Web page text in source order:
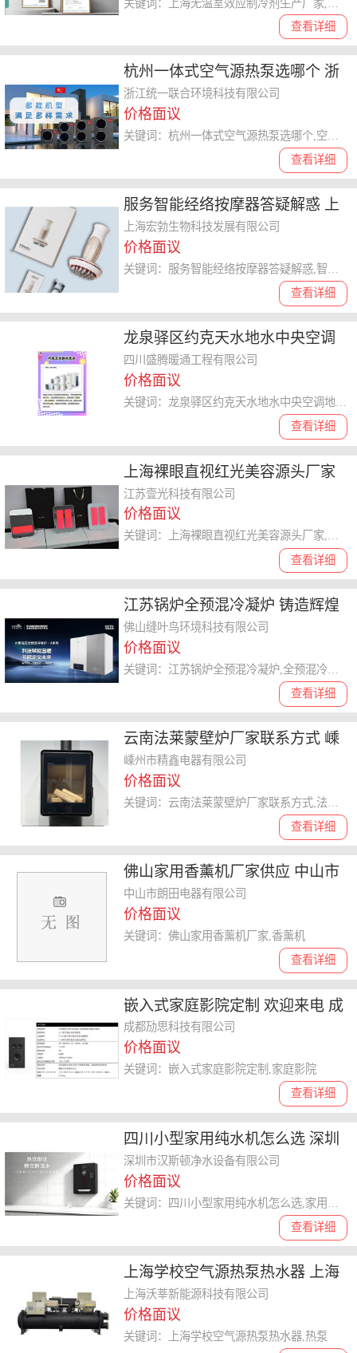
查看详细
关键词：上海无温室效应制冷剂生产厂家,制冷剂
杭州一体式空气源热泵选哪个 浙
江统一联合环境科技供应
浙江统一联合环境科技有限公司
价格面议
查看详细
服务智能经络按摩器答疑解惑 上
海宏勃生物科技发展供应
上海宏勃生物科技发展有限公司
价格面议
查看详细
龙泉驿区约克天水地水中央空调
地址 诚信服务 四川盛腾暖通工程
供应
四川盛腾暖通工程有限公司
价格面议
查看详细
上海裸眼直视红光美容源头厂家
欢迎咨询 江苏壹光供应
江苏壹光科技有限公司
价格面议
查看详细
关键词：上海裸眼直视红光美容源头厂家,红光美容
江苏锅炉全预混冷凝炉 铸造辉煌
佛山缝叶鸟环境科技供应
佛山缝叶鸟环境科技有限公司
价格面议
查看详细
云南法莱蒙壁炉厂家联系方式 嵊
州市精鑫电器供应
嵊州市精鑫电器有限公司
价格面议
查看详细
佛山家用香薰机厂家供应 中山市
朗田电器供应
中山市朗田电器有限公司
价格面议
查看详细
关键词：佛山家用香薰机厂家,香薰机
嵌入式家庭影院定制 欢迎来电 成
都劢思科技供应
成都劢思科技有限公司
价格面议
查看详细
关键词：嵌入式家庭影院定制,家庭影院
四川小型家用纯水机怎么选 深圳
市汉斯顿净水设备供应
深圳市汉斯顿净水设备有限公司
价格面议
查看详细
上海学校空气源热泵热水器 上海
沃莘新能源科技供应
上海沃莘新能源科技有限公司
价格面议
关键词：上海学校空气源热泵热水器,热泵